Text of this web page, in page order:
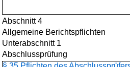
Abschnitt 4
Allgemeine Berichtspflichten
Unterabschnitt 1
Abschlussprüfung